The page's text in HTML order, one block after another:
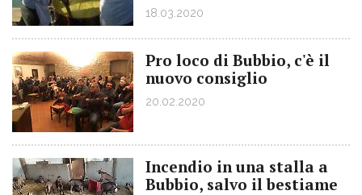
18.03.2020
Pro loco di Bubbio, c'è il
nuovo consiglio
20.02.2020
Incendio in una stalla a
Bubbio, salvo il bestiame